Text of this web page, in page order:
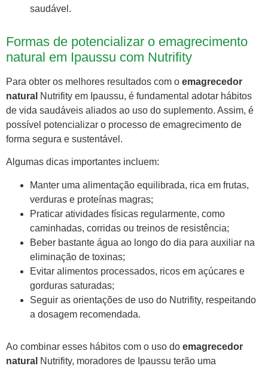
saudável.
Formas de potencializar o emagrecimento
natural em Ipaussu com Nutrifity
Para obter os melhores resultados com o emagrecedor
natural Nutrifity em Ipaussu, é fundamental adotar hábitos
de vida saudáveis aliados ao uso do suplemento. Assim, é
possível potencializar o processo de emagrecimento de
forma segura e sustentável.
Algumas dicas importantes incluem:
Manter uma alimentação equilibrada, rica em frutas,
verduras e proteínas magras;
Praticar atividades físicas regularmente, como
caminhadas, corridas ou treinos de resistência;
Beber bastante água ao longo do dia para auxiliar na
eliminação de toxinas;
Evitar alimentos processados, ricos em açúcares e
gorduras saturadas;
Seguir as orientações de uso do Nutrifity, respeitando
a dosagem recomendada.
Ao combinar esses hábitos com o uso do emagrecedor
natural Nutrifity, moradores de Ipaussu terão uma